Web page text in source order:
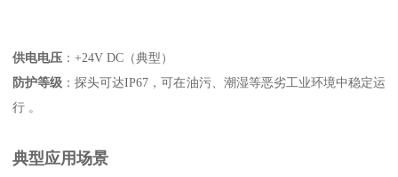
供电电压 ‌：+24V DC（典型）
防护等级 ‌：探头可达IP67，可在油污、潮湿等恶劣工业环境中稳定运
行 。
典型应用场景